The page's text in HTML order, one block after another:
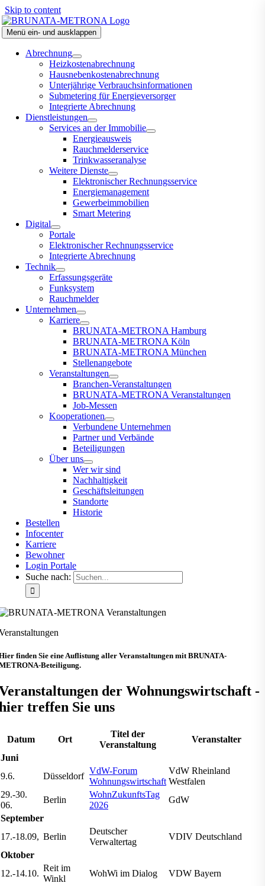
Skip to content
Menü ein- und ausklappen
Abrechnung
Heizkostenabrechnung
Hausnebenkostenabrechnung
Unterjährige Verbrauchsinformationen
Submetering für Energieversorger
Integrierte Abrechnung
Dienstleistungen
Services an der Immobilie
Energieausweis
Rauchmelderservice
Trinkwasseranalyse
Weitere Dienste
Elektronischer Rechnungsservice
Energiemanagement
Gewerbeimmobilien
Smart Metering
Digital
Portale
Elektronischer Rechnungsservice
Integrierte Abrechnung
Technik
Erfassungsgeräte
Funksystem
Rauchmelder
Unternehmen
Karriere
BRUNATA-METRONA Hamburg
BRUNATA-METRONA Köln
BRUNATA-METRONA München
Stellenangebote
Veranstaltungen
Branchen-Veranstaltungen
BRUNATA-METRONA Veranstaltungen
Job-Messen
Kooperationen
Verbundene Unternehmen
Partner und Verbände
Beteiligungen
Über uns
Wer wir sind
Nachhaltigkeit
Geschäftsleitungen
Standorte
Historie
Bestellen
Infocenter
Karriere
Bewohner
Login Portale
Suche nach:
finden Sie eine Auflistung aller Veranstaltungen mit BRUNATA-
Beteiligung.
der Wohnungswirtschaft -
treffen Sie uns
Datum Ort
Titel der
Veranstaltung
Veranstalter
Juni
9.6.
Düsseldorf
VdW-Forum
Wohnungswirtschaft
VdW Rheinland
Westfalen
29.-30.
06.
Berlin
WohnZukunftsTag
2026
GdW
September
17.-18.09, Berlin
Deutscher
Verwaltertag
VDIV Deutschland
Oktober
12.-14.10.
Reit im
Winkl
WohWi im Dialog VDW Bayern